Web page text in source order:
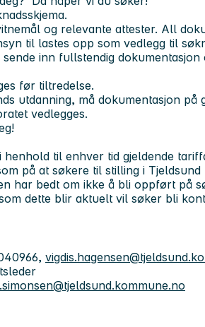
og relevante attester. All
til lastes opp som vedlegg til
inn fullstendig
før tiltredelse.
utdanning, må dokumentasjon på
vedlegges.
henhold til enhver tid gjeldende
på at søkere til stilling i
har bedt om ikke å bli oppført på
dette blir aktuelt vil søker bli